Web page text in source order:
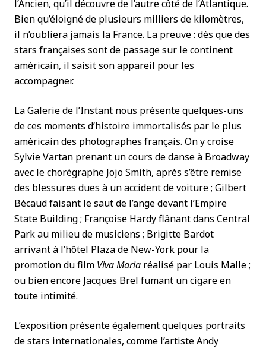
l’Ancien, qu’il découvre de l’autre côté de l’Atlantique.
Bien qu’éloigné de plusieurs milliers de kilomètres,
il n’oubliera jamais la France. La preuve : dès que des
stars françaises sont de passage sur le continent
américain, il saisit son appareil pour les
accompagner.
La Galerie de l’Instant nous présente quelques-uns
de ces moments d’histoire immortalisés par le plus
américain des photographes français. On y croise
Sylvie Vartan prenant un cours de danse à Broadway
avec le chorégraphe Jojo Smith, après s’être remise
des blessures dues à un accident de voiture ; Gilbert
Bécaud faisant le saut de l’ange devant l’Empire
State Building ; Françoise Hardy flânant dans Central
Park au milieu de musiciens ; Brigitte Bardot
arrivant à l’hôtel Plaza de New-York pour la
promotion du film Viva Maria réalisé par Louis Malle ;
ou bien encore Jacques Brel fumant un cigare en
toute intimité.
L’exposition présente également quelques portraits
de stars internationales, comme l’artiste Andy